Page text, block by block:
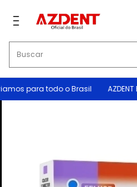
todo o Brasil AZDENT Brasil